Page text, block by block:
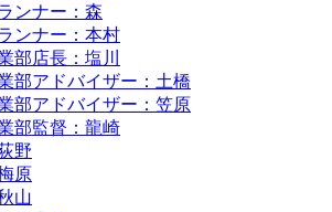
ンナー：森
ンナー：本村
部店長：塩川
部アドバイザー：土橋
部アドバイザー：笠原
部監督：龍崎
野
原
山